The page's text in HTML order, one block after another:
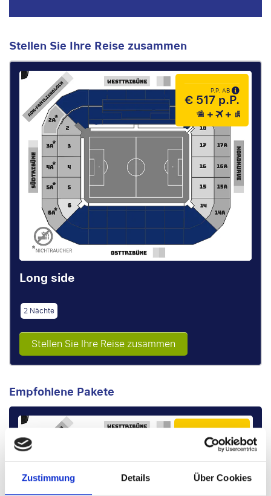
Zustimmung Details Über Cookies
Stellen Sie Ihre Reise zusammen
P.P. AB
€ 517 p.P.
Long side
2 Nächte
Stellen Sie Ihre Reise zusammen
Empfohlene Pakete
P.P. AB
€ 547 p.P.